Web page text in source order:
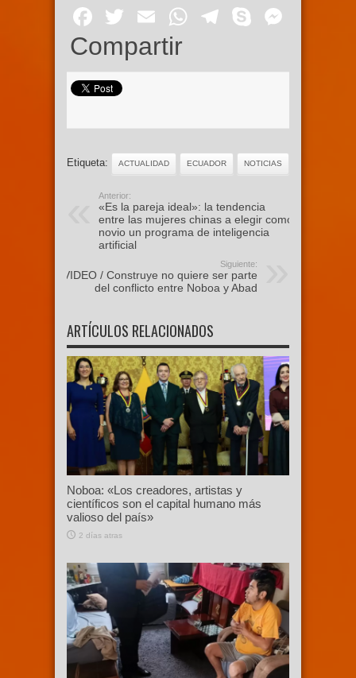
Facebook
Twitter
EmailWhatsApp
Telegram
Skype
Compartir
Etiqueta: ACTUALIDAD ECUADOR NOTICIAS
Anterior:
«Es la pareja ideal»: la tendencia
entre las mujeres chinas a elegir como
novio un programa de inteligencia
artificial
Siguiente:
VIDEO / Construye no quiere ser parte
del conflicto entre Noboa y Abad
ARTÍCULOS RELACIONADOS
Noboa: «Los creadores, artistas y
científicos son el capital humano más
valioso del país»
2 días atras